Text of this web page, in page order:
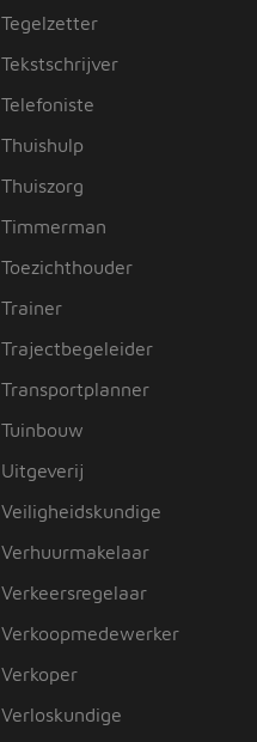
Tegelzetter
Tekstschrijver
Telefoniste
Thuishulp
Thuiszorg
Timmerman
Toezichthouder
Trainer
Trajectbegeleider
Transportplanner
Tuinbouw
Uitgeverij
Veiligheidskundige
Verhuurmakelaar
Verkeersregelaar
Verkoopmedewerker
Verkoper
Verloskundige